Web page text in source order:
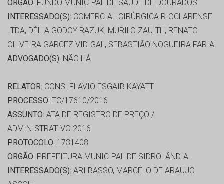
ORGÃO: FUNDO MUNICIPAL DE SAÚDE DE DOURADOS
INTERESSADO(S): COMERCIAL CIRÚRGICA RIOCLARENSE
LTDA, DÉLIA GODOY RAZUK, MURILO ZAUITH, RENATO
OLIVEIRA GARCEZ VIDIGAL, SEBASTIÃO NOGUEIRA FARIA
ADVOGADO(S): NÃO HÁ
RELATOR: CONS. FLAVIO ESGAIB KAYATT
PROCESSO: TC/17610/2016
ASSUNTO: ATA DE REGISTRO DE PREÇO /
ADMINISTRATIVO 2016
PROTOCOLO: 1731408
ORGÃO: PREFEITURA MUNICIPAL DE SIDROLÂNDIA
INTERESSADO(S): ARI BASSO, MARCELO DE ARAUJO